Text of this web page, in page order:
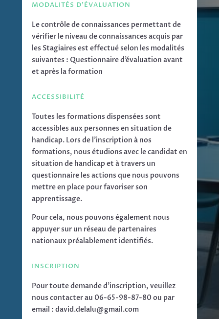
MODALITÉS D'ÉVALUATION
Le contrôle de connaissances permettant de
vérifier le niveau de connaissances acquis par
les Stagiaires est effectué selon les modalités
suivantes : Questionnaire d’évaluation avant
et après la formation
ACCESSIBILITÉ
Toutes les formations dispensées sont
accessibles aux personnes en situation de
handicap. Lors de l’inscription à nos
formations, nous étudions avec le candidat en
situation de handicap et à travers un
questionnaire les actions que nous pouvons
mettre en place pour favoriser son
apprentissage.
Pour cela, nous pouvons également nous
appuyer sur un réseau de partenaires
nationaux préalablement identifiés.
INSCRIPTION
Pour toute demande d’inscription, veuillez
nous contacter au 06-65-98-87-80 ou par
email : david.delalu@gmail.com